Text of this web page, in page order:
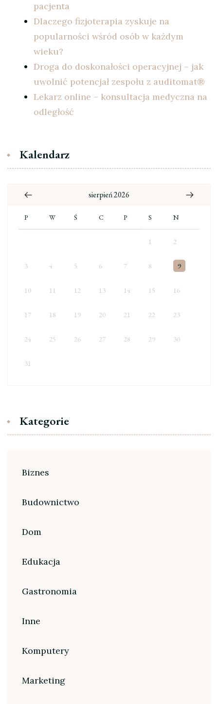
pacjenta
Dlaczego fizjoterapia zyskuje na
popularności wśród osób w każdym
wieku?
Droga do doskonałości operacyjnej – jak
uwolnić potencjał zespołu z auditomat®
Lekarz online – konsultacja medyczna na
odległość
Kalendarz
sierpień 2026
P W Ś C P S N
1 2
3 4 5 6 7 8 9
10 11 12 13 14 15 16
17 18 19 20 21 22 23
24 25 26 27 28 29 30
31
Kategorie
Biznes
Budownictwo
Dom
Edukacja
Gastronomia
Inne
Komputery
Marketing